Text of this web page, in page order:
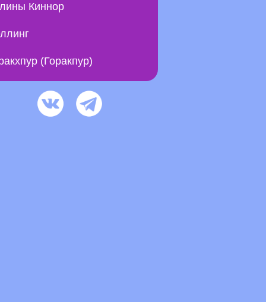
Киннор
(Горакпур)